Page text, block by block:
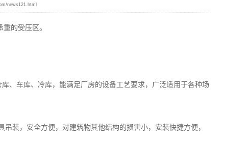
news121.html
的受压区。
、车库、冷库，能满足厂房的设备工艺要求，广泛适用于各种场
装，安全方便，对建筑物其他结构的损害小，安装快捷方便，